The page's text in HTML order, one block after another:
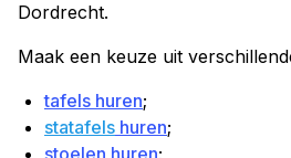
Dordrecht.
Maak een keuze uit
tafels huren;
statafels huren;
stoelen huren;